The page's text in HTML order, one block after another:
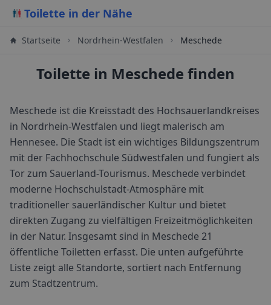
Toilette in der Nähe
Startseite Nordrhein-Westfalen Meschede
Toilette in Meschede finden
Meschede ist die Kreisstadt des Hochsauerlandkreises
in Nordrhein-Westfalen und liegt malerisch am
Hennesee. Die Stadt ist ein wichtiges Bildungszentrum
mit der Fachhochschule Südwestfalen und fungiert als
Tor zum Sauerland-Tourismus. Meschede verbindet
moderne Hochschulstadt-Atmosphäre mit
traditioneller sauerländischer Kultur und bietet
direkten Zugang zu vielfältigen Freizeitmöglichkeiten
in der Natur. Insgesamt sind in Meschede 21
öffentliche Toiletten erfasst. Die unten aufgeführte
Liste zeigt alle Standorte, sortiert nach Entfernung
zum Stadtzentrum.